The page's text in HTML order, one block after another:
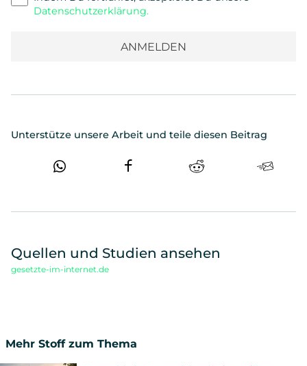
Datenschutzerklärung.
Unterstütze unsere Arbeit und teile diesen Beitrag
Quellen und Studien ansehen
gesetzte-im-internet.de
Mehr Stoff zum Thema